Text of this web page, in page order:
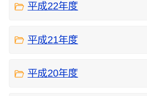
平成22年度
平成21年度
平成20年度